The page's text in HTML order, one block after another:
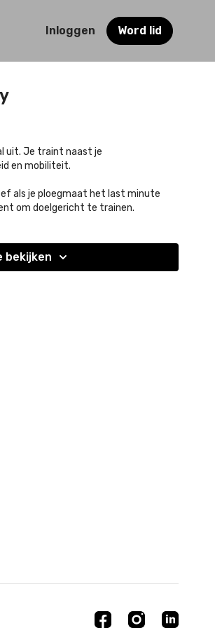
Inloggen Word lid
uit. Je traint naast je
en mobiliteit.
als je ploegmaat het last minute
om doelgericht te trainen.
bekijken